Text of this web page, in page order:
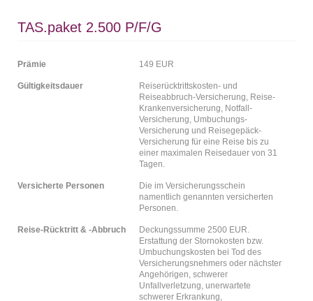
TAS.paket 2.500 P/F/G
Prämie 149 EUR
Gültigkeitsdauer
Reiserücktrittskosten- und
Reiseabbruch-Versicherung, Reise-
Krankenversicherung, Notfall-
Versicherung, Umbuchungs-
Versicherung und Reisegepäck-
Versicherung für eine Reise bis zu
einer maximalen Reisedauer von 31
Tagen.
Versicherte Personen
Die im Versicherungsschein
namentlich genannten versicherten
Personen.
Reise-Rücktritt & -Abbruch
Deckungssumme 2500 EUR.
Erstattung der Stornokosten bzw.
Umbuchungskosten bei Tod des
Versicherungsnehmers oder nächster
Angehörigen, schwerer
Unfallverletzung, unerwartete
schwerer Erkrankung,